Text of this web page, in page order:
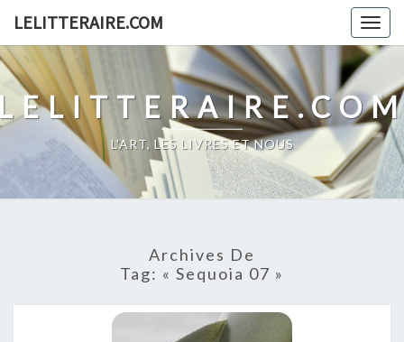
content
LELITTERAIRE.COM
L'ART, LES LIVRES ET NOUS
Archives De
Tag: « Sequoia 07 »